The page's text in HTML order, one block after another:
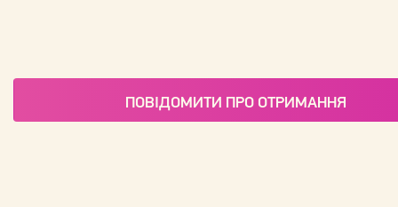
ПОВІДОМИТИ ПРО ОТРИМАННЯ